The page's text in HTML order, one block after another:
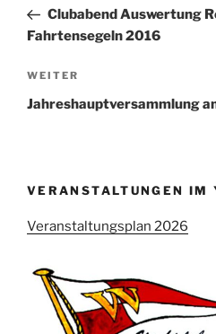
Beitrag
Clubabend Auswertung
Fahrtensegeln 2016
Nächster
Beitrag
WEITER
Jahreshauptversammlung
VERANSTALTUNGEN IM
Veranstaltungsplan 2026